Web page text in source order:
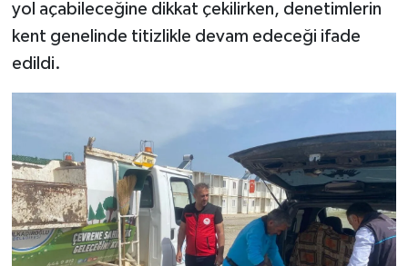
yol açabileceğine dikkat çekilirken, denetimlerin
kent genelinde titizlikle devam edeceği ifade
edildi.